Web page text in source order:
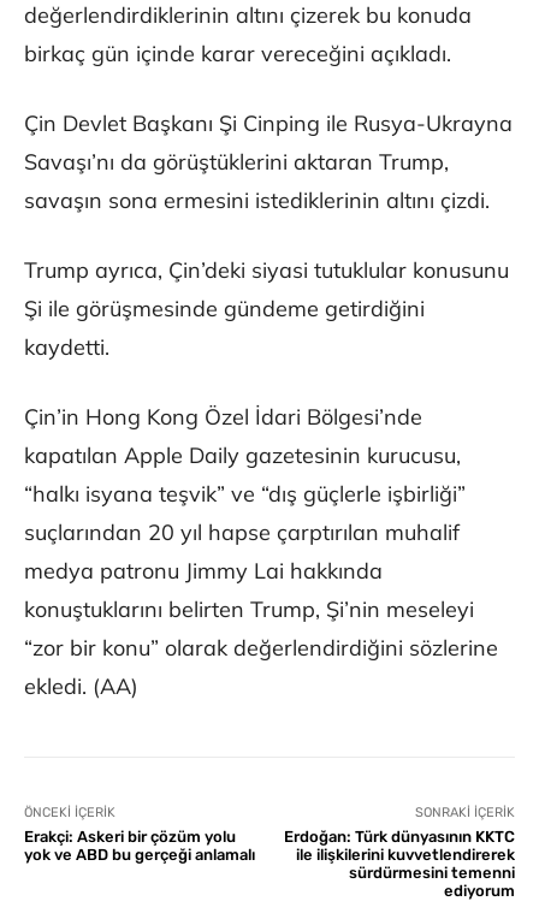
değerlendirdiklerinin altını çizerek bu konuda
birkaç gün içinde karar vereceğini açıkladı.
Çin Devlet Başkanı Şi Cinping ile Rusya-Ukrayna
Savaşı’nı da görüştüklerini aktaran Trump,
savaşın sona ermesini istediklerinin altını çizdi.
Trump ayrıca, Çin’deki siyasi tutuklular konusunu
Şi ile görüşmesinde gündeme getirdiğini
kaydetti.
Çin’in Hong Kong Özel İdari Bölgesi’nde
kapatılan Apple Daily gazetesinin kurucusu,
“halkı isyana teşvik” ve “dış güçlerle işbirliği”
suçlarından 20 yıl hapse çarptırılan muhalif
medya patronu Jimmy Lai hakkında
konuştuklarını belirten Trump, Şi’nin meseleyi
“zor bir konu” olarak değerlendirdiğini sözlerine
ekledi. (AA)
ÖNCEKI İÇERIK
Erakçi: Askeri bir çözüm yolu
yok ve ABD bu gerçeği anlamalı
SONRAKI İÇERIK
Erdoğan: Türk dünyasının KKTC
ile ilişkilerini kuvvetlendirerek
sürdürmesini temenni
ediyorum